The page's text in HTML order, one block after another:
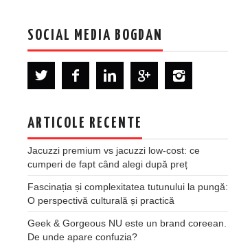
SOCIAL MEDIA BOGDAN
ARTICOLE RECENTE
Jacuzzi premium vs jacuzzi low-cost: ce
cumperi de fapt când alegi după preț
Fascinația și complexitatea tutunului la pungă:
O perspectivă culturală și practică
Geek & Gorgeous NU este un brand coreean.
De unde apare confuzia?